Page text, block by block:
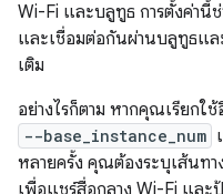
Wi-Fi และบลูทูธ การตั้งค่า
และเชื่อมต่อกันผ่านบลูทูธแล
เติม
อย่างไรก็ตาม หากคุณเรียกใ
--base_instance_num
หลายครั้ง คุณต้องระบุเส้นทา
เพื่อแชร์สื่อกลาง Wi-Fi แล